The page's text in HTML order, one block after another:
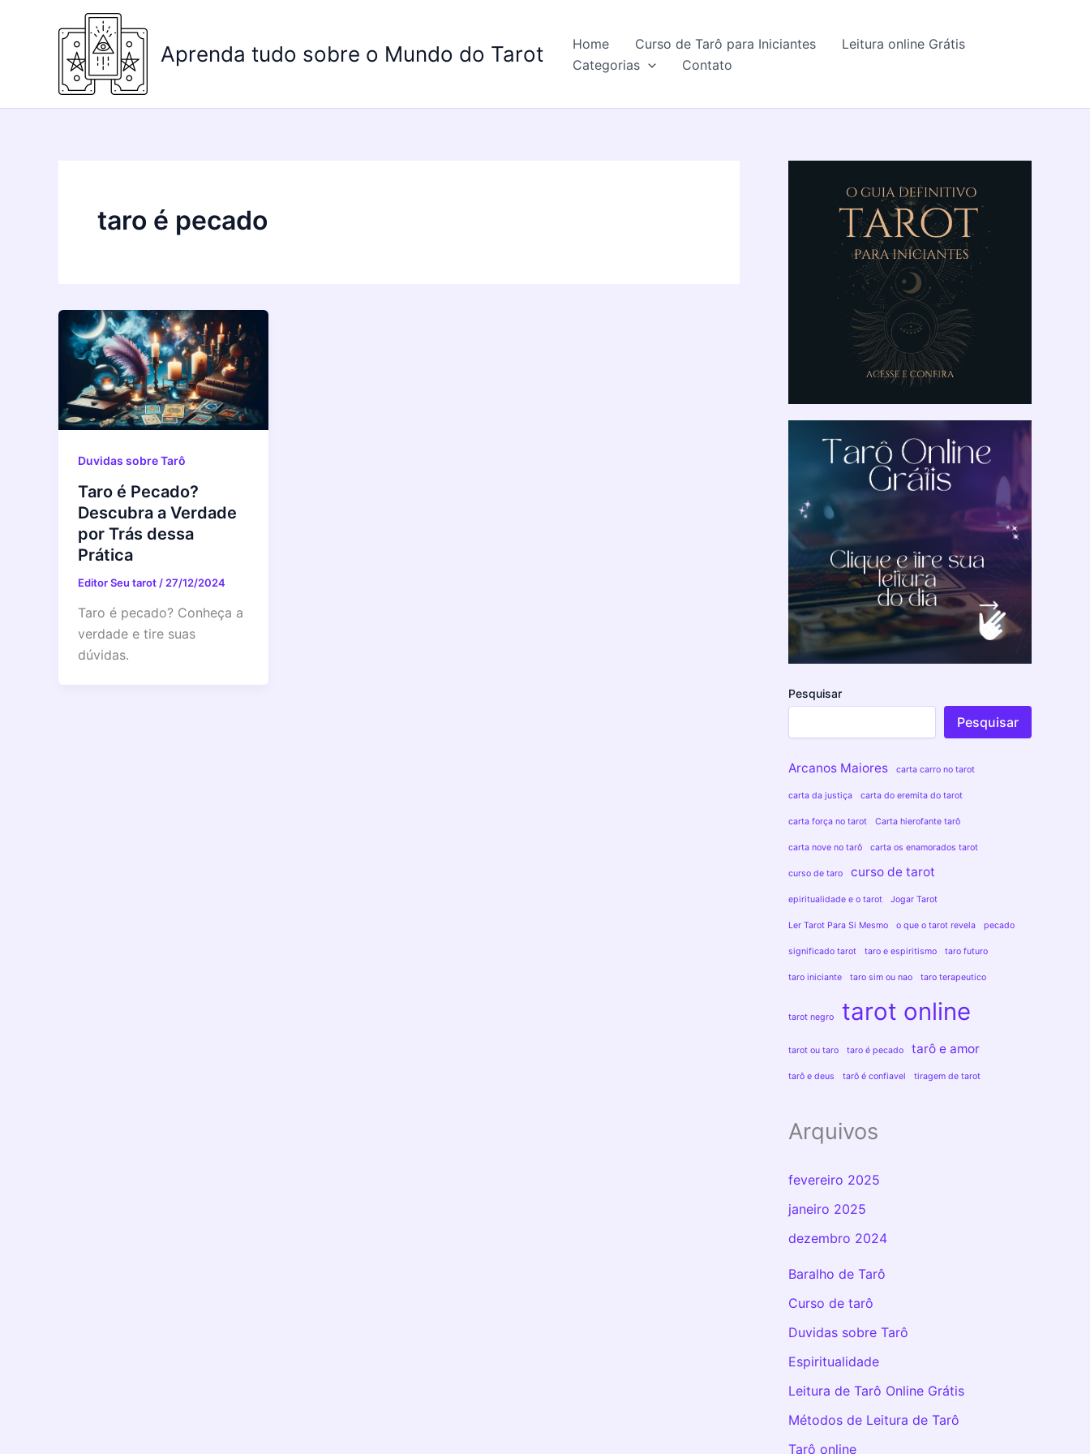
Aprenda tudo sobre o Mundo do Tarot Home Curso de Tarô para Iniciantes
Leitura online Grátis
Categorias
Contato
taro é pecado
Duvidas sobre Tarô
Taro é Pecado?
Descubra a Verdade
por Trás dessa
Prática
Editor Seu tarot / 27/12/2024
Taro é pecado? Conheça a
verdade e tire suas
dúvidas.
Pesquisar
Pesquisar
Arcanos Maiores carta carro no tarot
carta da justiça carta do eremita do tarot
carta força no tarot Carta hierofante tarô
carta nove no tarô carta os enamorados tarot
curso de taro curso de tarot
epiritualidade e o tarot Jogar Tarot
Ler Tarot Para Si Mesmo o que o tarot revela pecado
significado tarot taro e espiritismo taro futuro
taro iniciante taro sim ou nao taro terapeutico
tarot negro tarot online
tarot ou taro taro é pecado tarô e amor
tarô e deus tarô é confiavel tiragem de tarot
Arquivos
fevereiro 2025
janeiro 2025
dezembro 2024
Baralho de Tarô
Curso de tarô
Duvidas sobre Tarô
Espiritualidade
Leitura de Tarô Online Grátis
Métodos de Leitura de Tarô
Tarô online